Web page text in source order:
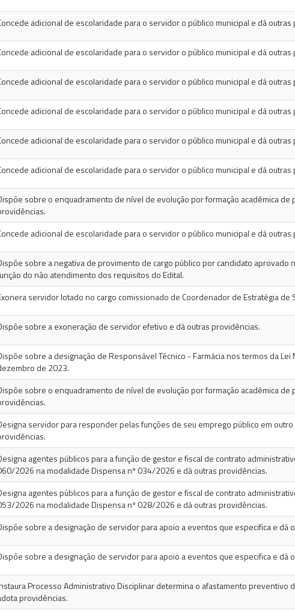
adicional de escolaridade para o servidor o público municipal e dá outras
adicional de escolaridade para o servidor o público municipal e dá outras
adicional de escolaridade para o servidor o público municipal e dá outras
adicional de escolaridade para o servidor o público municipal e dá outras
adicional de escolaridade para o servidor o público municipal e dá outras
adicional de escolaridade para o servidor o público municipal e dá outras
sobre o enquadramento de nível de evolução por formação acadêmica de
adicional de escolaridade para o servidor o público municipal e dá outras
sobre a negativa de provimento de cargo público por candidato aprovado
do não atendimento dos requisitos do Edital.
servidor lotado no cargo comissionado de Coordenador de Estratégia de
sobre a exoneração de servidor efetivo e dá outras providências.
sobre a designação de Responsável Técnico - Farmácia nos termos da Lei
de 2023.
sobre o enquadramento de nível de evolução por formação acadêmica de
servidor para responder pelas funções de seu emprego público em
agentes públicos para a função de gestor e fiscal de contrato
2026 na modalidade Dispensa nº 034/2026 e dá outras providências.
agentes públicos para a função de gestor e fiscal de contrato
2026 na modalidade Dispensa nº 028/2026 e dá outras providências.
sobre a designação de servidor para apoio a eventos que especifica e dá
sobre a designação de servidor para apoio a eventos que especifica e dá
Processo Administrativo Disciplinar determina o afastamento preventivo
providências.